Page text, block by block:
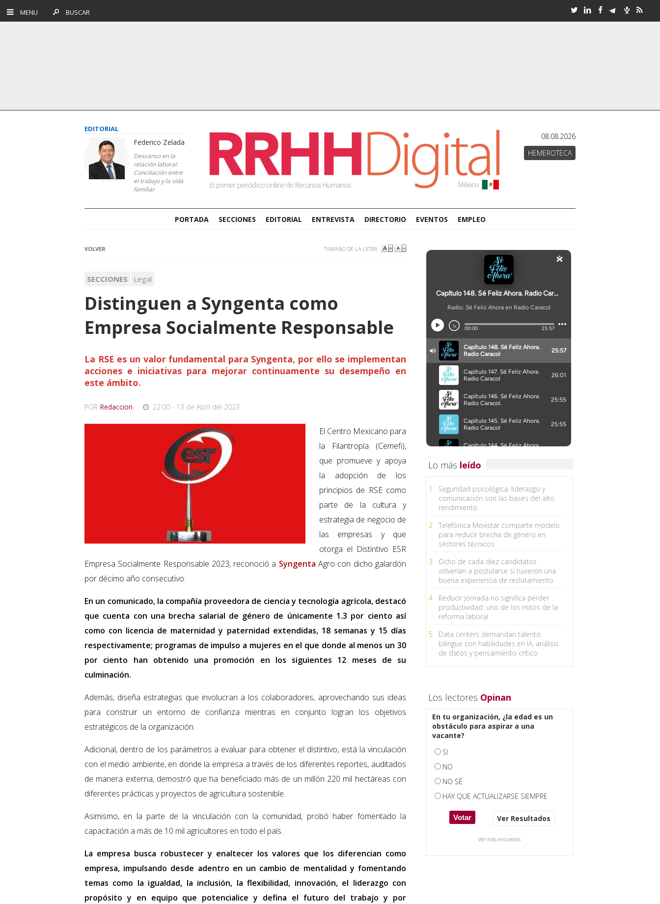
MENU BUSCAR
EDITORIAL
Federico Zelada
Descanso en la
relación laboral:
Conciliación entre
el trabajo y la vida
familiar
08.08.2026
HEMEROTECA
PORTADA SECCIONES EDITORIAL ENTREVISTA DIRECTORIO EVENTOS EMPLEO
VOLVER TAMAÑO DE LA LETRA
SECCIONES Legal
Distinguen a Syngenta como
Empresa Socialmente Responsable
La RSE es un valor fundamental para Syngenta, por ello se implementan
acciones e iniciativas para mejorar continuamente su desempeño en
este ámbito.
POR Redaccion, 22:00 - 13 de Abril del 2023
El Centro Mexicano para
la Filantropía (Cemefi),
que promueve y apoya
la adopción de los
principios de RSE como
parte de la cultura y
estrategia de negocio de
las empresas y que
otorga el Distintivo ESR
Empresa Socialmente Responsable 2023, reconoció a Syngenta Agro con dicho galardón
por décimo año consecutivo.
En un comunicado, la compañía proveedora de ciencia y tecnología agrícola, destacó
que cuenta con una brecha salarial de género de únicamente 1.3 por ciento así
como con licencia de maternidad y paternidad extendidas, 18 semanas y 15 días
respectivamente; programas de impulso a mujeres en el que donde al menos un 30
por ciento han obtenido una promoción en los siguientes 12 meses de su
culminación.
Además, diseña estrategias que involucran a los colaboradores, aprovechando sus ideas
para construir un entorno de confianza mientras en conjunto logran los objetivos
estratégicos de la organización.
Adicional, dentro de los parámetros a evaluar para obtener el distintivo, está la vinculación
con el medio ambiente, en donde la empresa a través de los diferentes reportes, auditados
de manera externa, demostró que ha beneficiado más de un millón 220 mil hectáreas con
diferentes prácticas y proyectos de agricultura sostenible.
Asimismo, en la parte de la vinculación con la comunidad, probó haber fomentado la
capacitación a más de 10 mil agricultores en todo el país.
La empresa busca robustecer y enaltecer los valores que los diferencian como
empresa, impulsando desde adentro en un cambio de mentalidad y fomentando
temas como la igualdad, la inclusión, la flexibilidad, innovación, el liderazgo con
propósito y en equipo que potencialice y defina el futuro del trabajo y por
Lo más leído
1
Seguridad psicológica, liderazgo y
comunicación son las bases del alto
rendimiento
2
Telefónica Movistar comparte modelo
para reducir brecha de género en
sectores técnicos
3
Ocho de cada diez candidatos
volverían a postularse si tuvieron una
buena experiencia de reclutamiento
4
Reducir jornada no significa perder
productividad: uno de los mitos de la
reforma laboral
5
Data centers demandan talento
bilingüe con habilidades en IA, análisis
de datos y pensamiento crítico
Los lectores Opinan
En tu organización, ¿la edad es un
obstáculo para aspirar a una
vacante?
SI
NO
NO SÉ
HAY QUE ACTUALIZARSE SIEMPRE
Ver Resultados
Ver más encuestas